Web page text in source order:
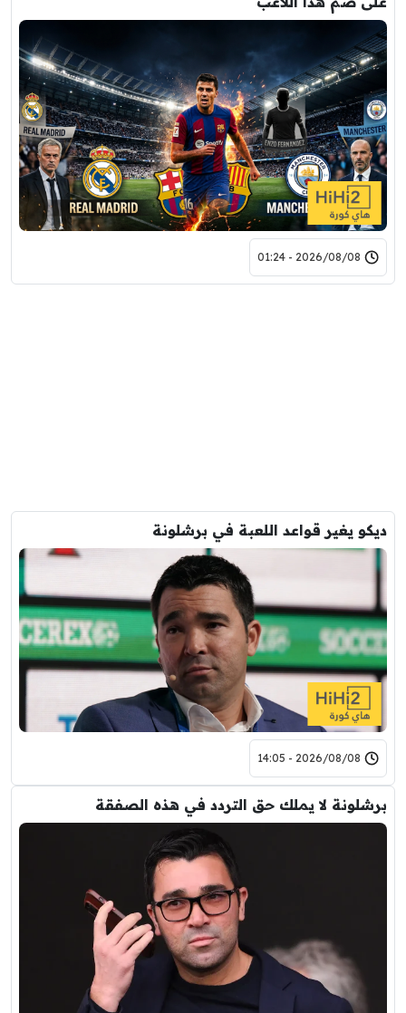
2026/08/08 - 01:24
ديكو يغير قواعد اللعبة في برشلونة
2026/08/08 - 14:05
برشلونة لا يملك حق التردد في هذه الصفقة